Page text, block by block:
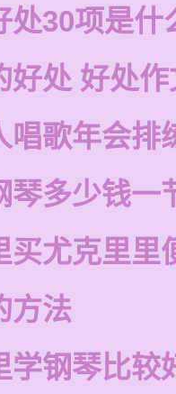
处30项是什
好处 好处作
唱歌年会排
琴多少钱一
买尤克里里
方法
学钢琴比较